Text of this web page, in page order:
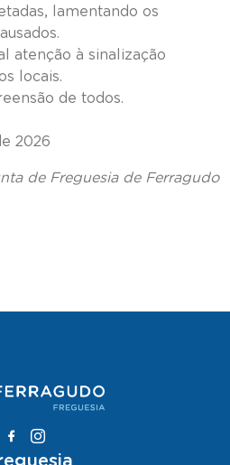
lamentando os
atenção à sinalização
locais.
de todos.
2026
de Freguesia de Ferragudo